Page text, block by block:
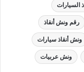
السيارات
رقم ونش أنقاذ
ونش أنقاذ سيارات
ونش عربيات